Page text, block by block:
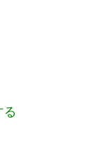
る